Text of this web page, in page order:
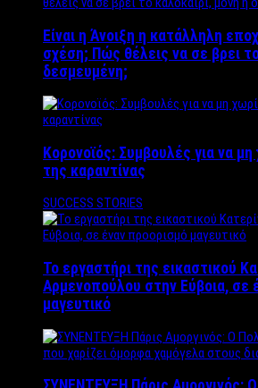
Είναι η Άνοιξη η κατάλληλη
σχέση; Πώς θέλεις να σε βρει
δεσμευμένη;
Κορονοϊός: Συμβουλές για να μη
της καραντίνας
SUCCESS STORIES
Το εργαστήρι της εικαστικού
Αρμενοπούλου στην Εύβοια, σε
μαγευτικό